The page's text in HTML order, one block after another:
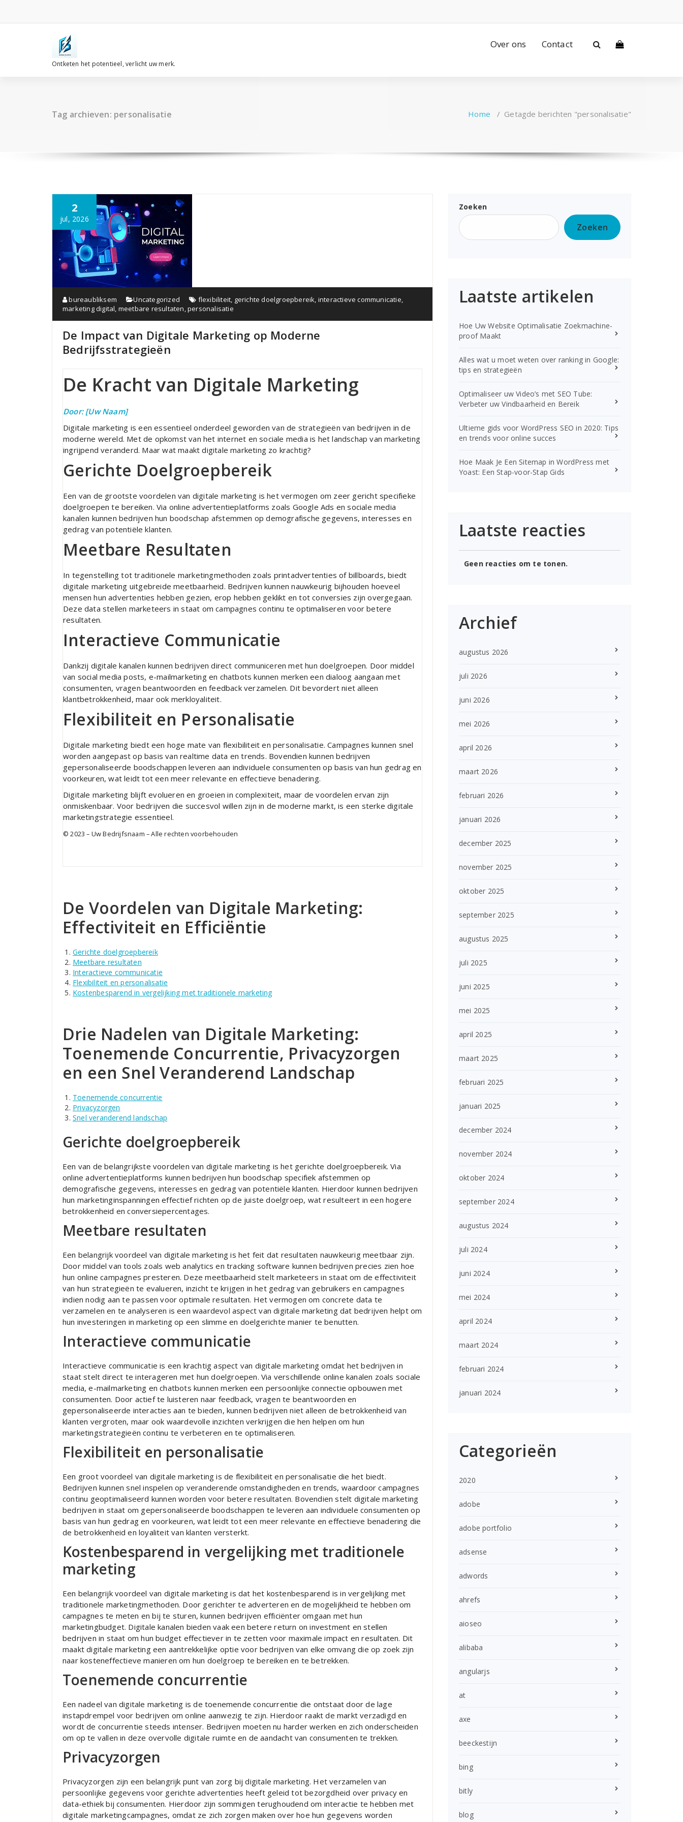
de
Ontketen het potentieel, verlicht uw merk.
Over ons Contact
Tag archieven: personalisatie Home / Getagde berichten "personalisatie"
2
jul, 2026
bureaubliksem Uncategorized flexibiliteit, gerichte doelgroepbereik, interactieve communicatie,
marketing digital, meetbare resultaten,personalisatie
De Impact van Digitale Marketing op Moderne
Bedrijfsstrategieën
De Kracht van Digitale Marketing
Door: [Uw Naam]
Digitale marketing is een essentieel onderdeel geworden van de strategieën van bedrijven in de
moderne wereld. Met de opkomst van het internet en sociale media is het landschap van marketing
ingrijpend veranderd. Maar wat maakt digitale marketing zo krachtig?
Gerichte Doelgroepbereik
Een van de grootste voordelen van digitale marketing is het vermogen om zeer gericht specifieke
doelgroepen te bereiken. Via online advertentieplatforms zoals Google Ads en sociale media
kanalen kunnen bedrijven hun boodschap afstemmen op demografische gegevens, interesses en
gedrag van potentiële klanten.
Meetbare Resultaten
In tegenstelling tot traditionele marketingmethoden zoals printadvertenties of billboards, biedt
digitale marketing uitgebreide meetbaarheid. Bedrijven kunnen nauwkeurig bijhouden hoeveel
mensen hun advertenties hebben gezien, erop hebben geklikt en tot conversies zijn overgegaan.
Deze data stellen marketeers in staat om campagnes continu te optimaliseren voor betere
resultaten.
Interactieve Communicatie
Dankzij digitale kanalen kunnen bedrijven direct communiceren met hun doelgroepen. Door middel
van social media posts, e-mailmarketing en chatbots kunnen merken een dialoog aangaan met
consumenten, vragen beantwoorden en feedback verzamelen. Dit bevordert niet alleen
klantbetrokkenheid, maar ook merkloyaliteit.
Flexibiliteit en Personalisatie
Digitale marketing biedt een hoge mate van flexibiliteit en personalisatie. Campagnes kunnen snel
worden aangepast op basis van realtime data en trends. Bovendien kunnen bedrijven
gepersonaliseerde boodschappen leveren aan individuele consumenten op basis van hun gedrag en
voorkeuren, wat leidt tot een meer relevante en effectieve benadering.
Digitale marketing blijft evolueren en groeien in complexiteit, maar de voordelen ervan zijn
onmiskenbaar. Voor bedrijven die succesvol willen zijn in de moderne markt, is een sterke digitale
marketingstrategie essentieel.
© 2023 – Uw Bedrijfsnaam – Alle rechten voorbehouden
De Voordelen van Digitale Marketing:
Effectiviteit en Efficiëntie
Gerichte doelgroepbereik
Meetbare resultaten
Interactieve communicatie
Flexibiliteit en personalisatie
Kostenbesparend in vergelijking met traditionele marketing
Drie Nadelen van Digitale Marketing:
Toenemende Concurrentie, Privacyzorgen
en een Snel Veranderend Landschap
Toenemende concurrentie
Privacyzorgen
Snel veranderend landschap
Gerichte doelgroepbereik
Een van de belangrijkste voordelen van digitale marketing is het gerichte doelgroepbereik. Via
online advertentieplatforms kunnen bedrijven hun boodschap specifiek afstemmen op
demografische gegevens, interesses en gedrag van potentiële klanten. Hierdoor kunnen bedrijven
hun marketinginspanningen effectief richten op de juiste doelgroep, wat resulteert in een hogere
betrokkenheid en conversiepercentages.
Meetbare resultaten
Een belangrijk voordeel van digitale marketing is het feit dat resultaten nauwkeurig meetbaar zijn.
Door middel van tools zoals web analytics en tracking software kunnen bedrijven precies zien hoe
hun online campagnes presteren. Deze meetbaarheid stelt marketeers in staat om de effectiviteit
van hun strategieën te evalueren, inzicht te krijgen in het gedrag van gebruikers en campagnes
indien nodig aan te passen voor optimale resultaten. Het vermogen om concrete data te
verzamelen en te analyseren is een waardevol aspect van digitale marketing dat bedrijven helpt om
hun investeringen in marketing op een slimme en doelgerichte manier te benutten.
Interactieve communicatie
Interactieve communicatie is een krachtig aspect van digitale marketing omdat het bedrijven in
staat stelt direct te interageren met hun doelgroepen. Via verschillende online kanalen zoals sociale
media, e-mailmarketing en chatbots kunnen merken een persoonlijke connectie opbouwen met
consumenten. Door actief te luisteren naar feedback, vragen te beantwoorden en
gepersonaliseerde interacties aan te bieden, kunnen bedrijven niet alleen de betrokkenheid van
klanten vergroten, maar ook waardevolle inzichten verkrijgen die hen helpen om hun
marketingstrategieën continu te verbeteren en te optimaliseren.
Flexibiliteit en personalisatie
Een groot voordeel van digitale marketing is de flexibiliteit en personalisatie die het biedt.
Bedrijven kunnen snel inspelen op veranderende omstandigheden en trends, waardoor campagnes
continu geoptimaliseerd kunnen worden voor betere resultaten. Bovendien stelt digitale marketing
bedrijven in staat om gepersonaliseerde boodschappen te leveren aan individuele consumenten op
basis van hun gedrag en voorkeuren, wat leidt tot een meer relevante en effectieve benadering die
de betrokkenheid en loyaliteit van klanten versterkt.
Kostenbesparend in vergelijking met traditionele
marketing
Een belangrijk voordeel van digitale marketing is dat het kostenbesparend is in vergelijking met
traditionele marketingmethoden. Door gerichter te adverteren en de mogelijkheid te hebben om
campagnes te meten en bij te sturen, kunnen bedrijven efficiënter omgaan met hun
marketingbudget. Digitale kanalen bieden vaak een betere return on investment en stellen
bedrijven in staat om hun budget effectiever in te zetten voor maximale impact en resultaten. Dit
maakt digitale marketing een aantrekkelijke optie voor bedrijven van elke omvang die op zoek zijn
naar kosteneffectieve manieren om hun doelgroep te bereiken en te betrekken.
Toenemende concurrentie
Een nadeel van digitale marketing is de toenemende concurrentie die ontstaat door de lage
instapdrempel voor bedrijven om online aanwezig te zijn. Hierdoor raakt de markt verzadigd en
wordt de concurrentie steeds intenser. Bedrijven moeten nu harder werken en zich onderscheiden
om op te vallen in deze overvolle digitale ruimte en de aandacht van consumenten te trekken.
Privacyzorgen
Privacyzorgen zijn een belangrijk punt van zorg bij digitale marketing. Het verzamelen van
persoonlijke gegevens voor gerichte advertenties heeft geleid tot bezorgdheid over privacy en
data-ethiek bij consumenten. Hierdoor zijn sommigen terughoudend om interactie te hebben met
digitale marketingcampagnes, omdat ze zich zorgen maken over hoe hun gegevens worden
Zoeken
Zoeken
Laatste artikelen
Hoe Uw Website Optimalisatie Zoekmachine-
proof Maakt
Alles wat u moet weten over ranking in Google:
tips en strategieën
Optimaliseer uw Video’s met SEO Tube:
Verbeter uw Vindbaarheid en Bereik
Ultieme gids voor WordPress SEO in 2020: Tips
en trends voor online succes
Hoe Maak Je Een Sitemap in WordPress met
Yoast: Een Stap-voor-Stap Gids
Laatste reacties
Geen reacties om te tonen.
Archief
augustus 2026
juli 2026
juni 2026
mei 2026
april 2026
maart 2026
februari 2026
januari 2026
december 2025
november 2025
oktober 2025
september 2025
augustus 2025
juli 2025
juni 2025
mei 2025
april 2025
maart 2025
februari 2025
januari 2025
december 2024
november 2024
oktober 2024
september 2024
augustus 2024
juli 2024
juni 2024
mei 2024
april 2024
maart 2024
februari 2024
januari 2024
Categorieën
2020
adobe
adobe portfolio
adsense
adwords
ahrefs
aioseo
alibaba
angularjs
at
axe
beeckestijn
bing
bitly
blog